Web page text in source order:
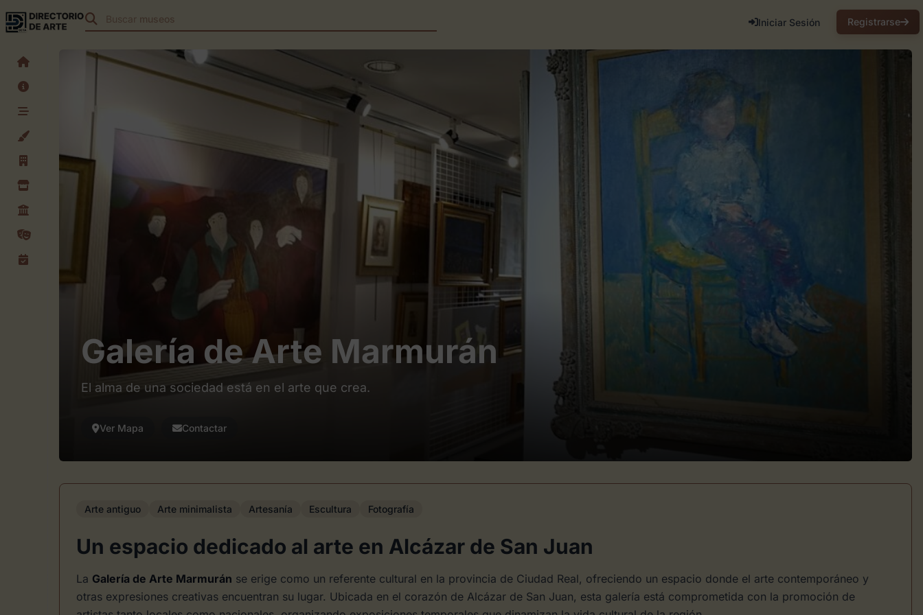
Buscar teatros Iniciar Sesión Registrarse
Galería de Arte Marmurán
El alma de una sociedad está en el arte que crea.
Ver Mapa Contactar
Arte antiguo Arte minimalista Artesanía Escultura Fotografía
Un espacio dedicado al arte en Alcázar de San Juan
La Galería de Arte Marmurán se erige como un referente cultural en la provincia de Ciudad Real, ofreciendo un espacio donde el arte contemporáneo y
otras expresiones creativas encuentran su lugar. Ubicada en el corazón de Alcázar de San Juan, esta galería está comprometida con la promoción de